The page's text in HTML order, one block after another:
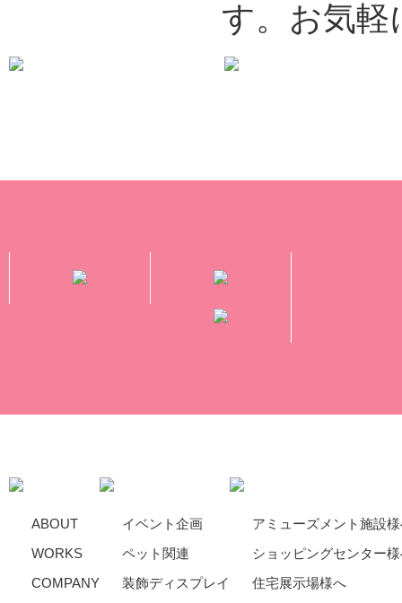
す。お気軽
ABOUT
WORKS
COMPANY
イベント企画
ペット関連
装飾ディスプレイ
アミューズメント施設
ショッピングセンター
住宅展示場様へ